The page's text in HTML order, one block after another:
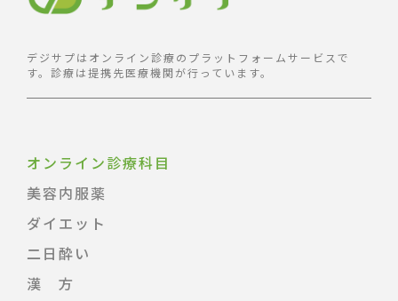
デジサプはオンライン診療のプラットフォームサービスで
す。診療は提携先医療機関が行っています。
オンライン診療科目
美容内服薬
ダイエット
二日酔い
漢 方